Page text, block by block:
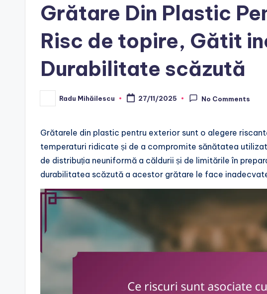
Grătare Din Plastic
Risc de topire, Gătit
Durabilitate scăzută
Posted
by
Radu Mihăilescu 27/11/2025 No Comments
Grătarele din plastic pentru exterior sunt o alegere
temperaturi ridicate și de a compromite sănătatea
de distribuția neuniformă a căldurii și de limitările în
durabilitatea scăzută a acestor grătare le face